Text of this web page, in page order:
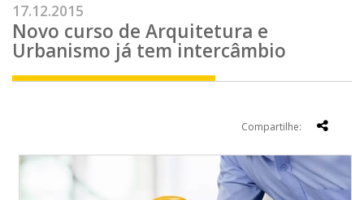
17.12.2015
Novo curso de Arquitetura e
Urbanismo já tem intercâmbio
Compartilhe: